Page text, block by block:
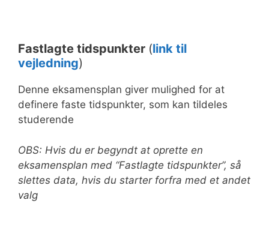
Fastlagte tidspunkter (link til
vejledning)
Denne eksamensplan giver mulighed for at
definere faste tidspunkter, som kan tildeles
studerende
OBS: Hvis du er begyndt at oprette en
eksamensplan med “Fastlagte tidspunkter”, så
slettes data, hvis du starter forfra med et andet
valg